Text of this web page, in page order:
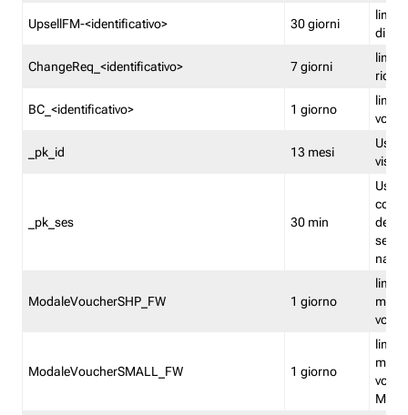
UpsellFM-<identificativo> 30 giorni
limita
di
ChangeReq_<identificativo> 7 giorni
limita
BC_<identificativo> 1 giorno
limita
_pk_id 13 mesi
_pk_ses 30 min
ModaleVoucherSHP_FW 1 giorno
ModaleVoucherSMALL_FW 1 giorno